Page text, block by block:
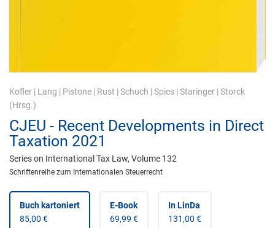
Kofler | Lang | Pistone | Rust | Schuch | Spies | Staringer | Storck
(Hrsg.)
CJEU - Recent Developments in Direct
Taxation 2021
Series on International Tax Law, Volume 132
Schriftenreihe zum Internationalen Steuerrecht
Buch kartoniert
85,00 €
E-Book
69,99 €
In LinDa
131,00 €